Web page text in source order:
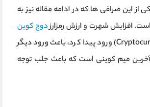
این صرافی ها که در ادامه مقاله نیز به
است. افزایش شهرت و ارزش رمزارزدوج کوین
میم کوینی است که باعث جلب توجه